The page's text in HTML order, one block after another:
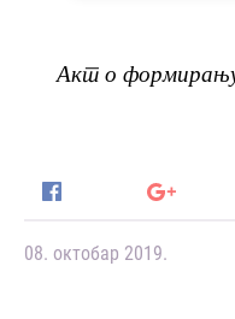
Акт о
08. октобар 2019.